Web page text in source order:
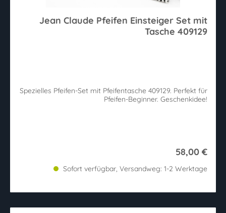
Jean Claude Pfeifen Einsteiger Set mit
Tasche 409129
Spezielles Pfeifen-Set mit Pfeifentasche 409129. Perfekt für
Pfeifen-Beginner. Geschenkidee!
58,00 €
Sofort verfügbar, Versandweg: 1-2 Werktage